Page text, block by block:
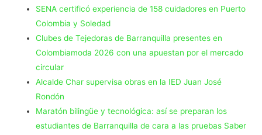
SENA certificó experiencia de 158 cuidadores en Puerto
Colombia y Soledad
Clubes de Tejedoras de Barranquilla presentes en
Colombiamoda 2026 con una apuestan por el mercado
circular
Alcalde Char supervisa obras en la IED Juan José
Rondón
Maratón bilingüe y tecnológica: así se preparan los
estudiantes de Barranquilla de cara a las pruebas Saber